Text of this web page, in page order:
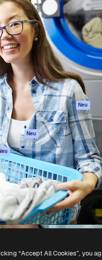
Neu
Tools
Loslegen
Academy
Dokumentation
Support
AGB
Originale Neu
Cookie-Richtlinie
Partner
Unternehmen
.
“Accept All Cookies”, you